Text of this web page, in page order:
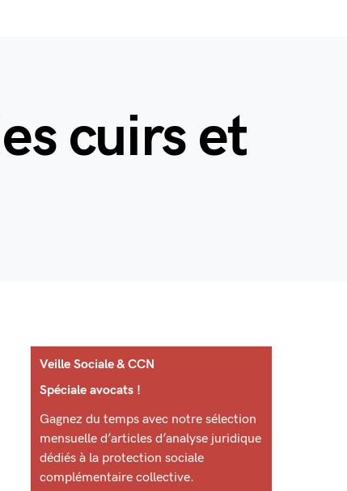
cuirs et
Veille Sociale & CCN
Spéciale avocats !
Gagnez du temps avec notre sélection
mensuelle d’articles d’analyse juridique
dédiés à la protection sociale
complémentaire collective.